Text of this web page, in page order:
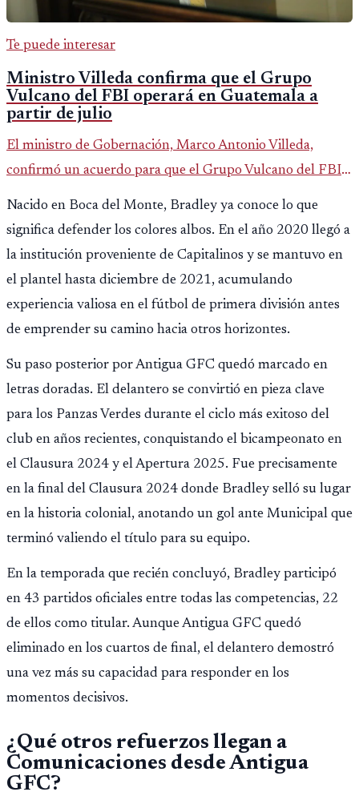
Te puede interesar
Ministro Villeda confirma que el Grupo
Vulcano del FBI operará en Guatemala a
partir de julio
El ministro de Gobernación, Marco Antonio Villeda,
confirmó un acuerdo para que el Grupo Vulcano del FBI
opere en Guatemala a partir de julio, tras un intento
fallido con la administración anterior del Ministerio
Público.
Nacido en Boca del Monte, Bradley ya conoce lo que
significa defender los colores albos. En el año 2020 llegó a
la institución proveniente de Capitalinos y se mantuvo en
el plantel hasta diciembre de 2021, acumulando
experiencia valiosa en el fútbol de primera división antes
de emprender su camino hacia otros horizontes.
Su paso posterior por Antigua GFC quedó marcado en
letras doradas. El delantero se convirtió en pieza clave
para los Panzas Verdes durante el ciclo más exitoso del
club en años recientes, conquistando el bicampeonato en
el Clausura 2024 y el Apertura 2025. Fue precisamente
en la final del Clausura 2024 donde Bradley selló su lugar
en la historia colonial, anotando un gol ante Municipal que
terminó valiendo el título para su equipo.
En la temporada que recién concluyó, Bradley participó
en 43 partidos oficiales entre todas las competencias, 22
de ellos como titular. Aunque Antigua GFC quedó
eliminado en los cuartos de final, el delantero demostró
una vez más su capacidad para responder en los
momentos decisivos.
¿Qué otros refuerzos llegan a
Comunicaciones desde Antigua
GFC?